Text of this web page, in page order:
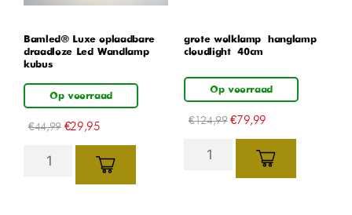
Bamled® Luxe oplaadbare
draadloze Led Wandlamp
kubus
Op voorraad
€44,99 €29,95
grote wolklamp – hanglamp –
cloudlight – 40cm
Op voorraad
€124,99 €79,99